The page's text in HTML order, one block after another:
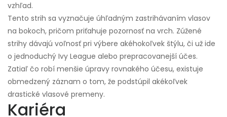
vzhľad.
Tento strih sa vyznačuje úhľadným zastrihávaním vlasov
na bokoch, pričom priťahuje pozornosť na vrch. Zúžené
strihy dávajú voľnosť pri výbere akéhokoľvek štýlu, či už ide
o jednoduchý Ivy League alebo prepracovanejší účes.
Zatiaľ čo robí menšie úpravy rovnakého účesu, existuje
obmedzený záznam o tom, že podstúpil akékoľvek
drastické vlasové premeny.
Kariéra